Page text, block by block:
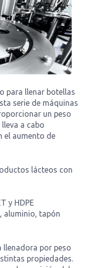
para llenar botellas
serie de máquinas
un peso
a cabo
el aumento de
lácteos con
y HDPE
aluminio, tapón
llenadora por peso
propiedades.